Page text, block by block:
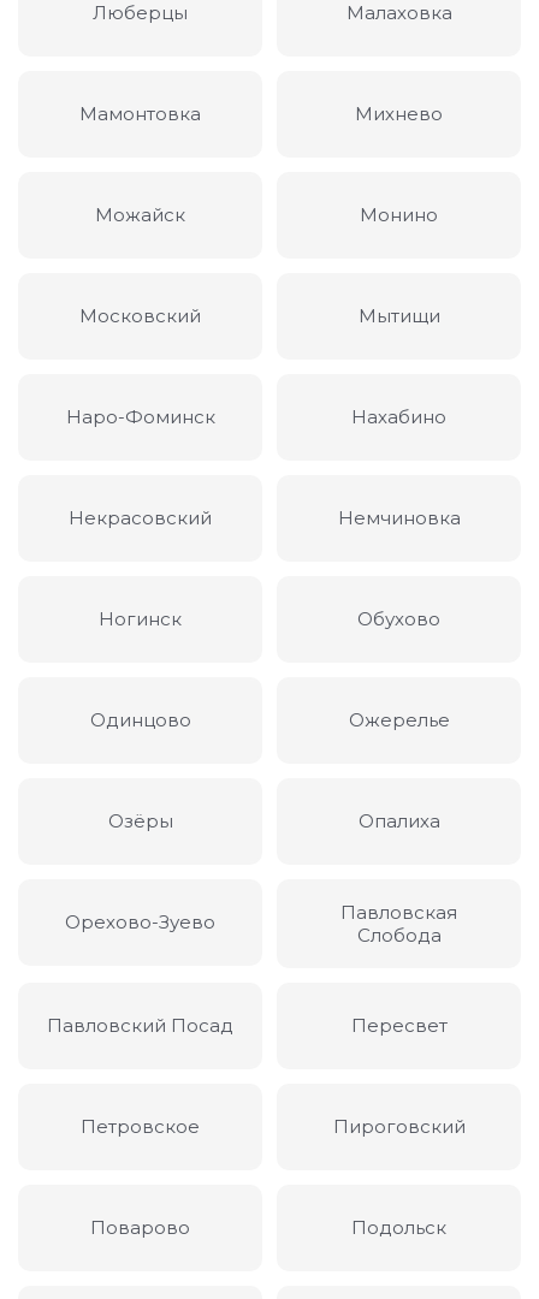
Люберцы Малаховка
Мамонтовка Михнево
Можайск Монино
Московский Мытищи
Наро-Фоминск Нахабино
Некрасовский Немчиновка
Ногинск Обухово
Одинцово Ожерелье
Озёры Опалиха
Орехово-Зуево
Павловская
Слобода
Павловский Посад Пересвет
Петровское Пироговский
Поварово Подольск